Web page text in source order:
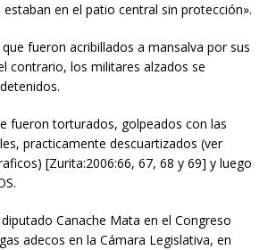
en el patio central sin protección».
fueron acribillados a mansalva por sus
contrario, los militares alzados se
fueron torturados, golpeados con las
practicamente descuartizados (ver
[Zurita:2006:66, 67, 68 y 69] y luego
Canache Mata en el Congreso
adecos en la Cámara Legislativa, en